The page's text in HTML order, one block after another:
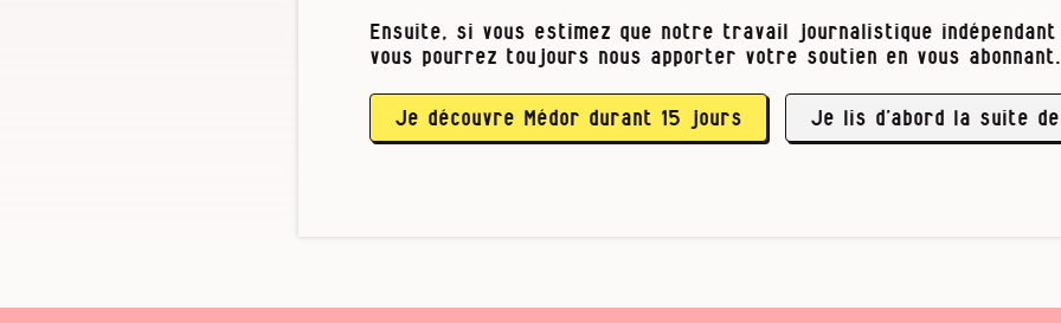
à l’IAD. Les tournages des séries belges m’ont bousillé
physiquement. J’ai eu peu de reconnaissance financière.
dernière, j’ai gagné grand max 16 000 € net sur l’année
fait plusieurs séries belges. Faire une saison 3 deLa Trêve
Ensuite, si vous estimez que notre travail journalistique
vous pourrez toujours nous apporter votre soutien en vous
Je découvre Médor durant 15 jours Je lis d’abord la suite